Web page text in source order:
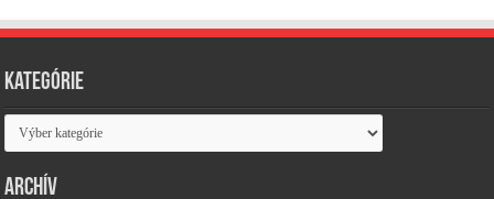
Kategórie
Kategórie
Archív